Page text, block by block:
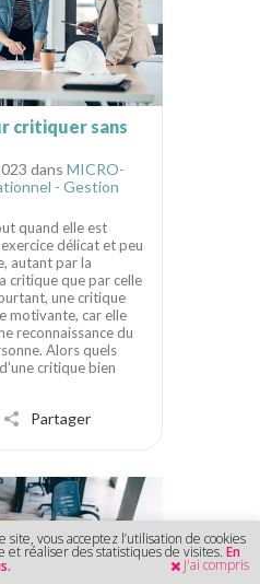
critiquer sans
dans MICRO-
- Gestion
quand elle est
délicat et peu
autant par la
critique que par celle
une critique
motivante, car elle
reconnaissance du
Alors quels
critique bien
Partager
vous acceptez l’utilisation de cookies
réaliser des statistiques de visites. En
J'ai compris